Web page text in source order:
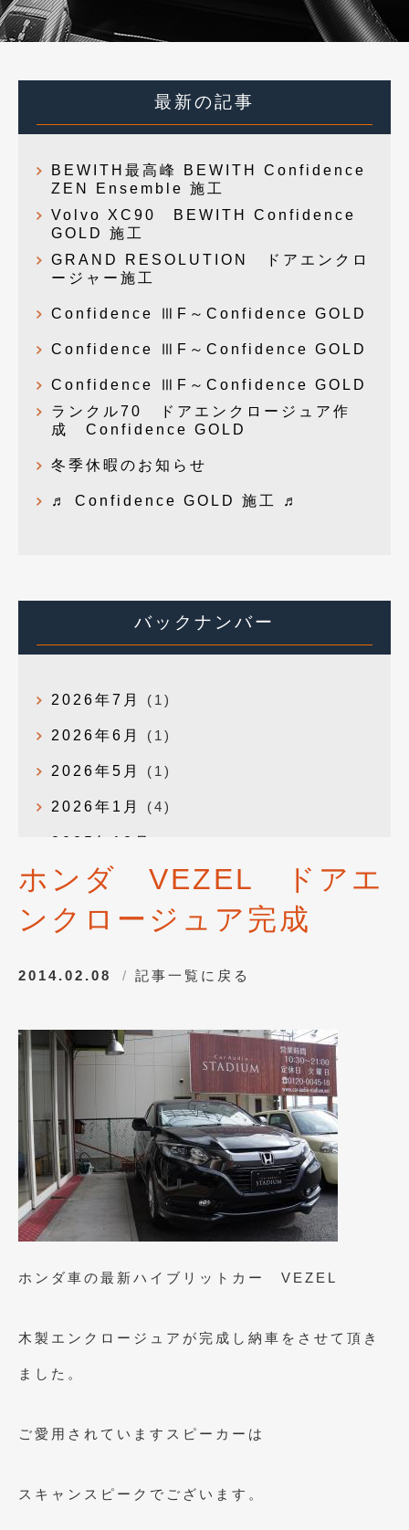
最新の記事
BEWITH最高峰 BEWITH Confidence
ZEN Ensemble 施工
Volvo XC90 BEWITH Confidence
GOLD 施工
GRAND RESOLUTION ドアエンクロ
ージャー施工
Confidence ⅢF～Confidence GOLD
Confidence ⅢF～Confidence GOLD
Confidence ⅢF～Confidence GOLD
ランクル70 ドアエンクロージュア作
成 Confidence GOLD
冬季休暇のお知らせ
♬ Confidence GOLD 施工 ♬
バックナンバー
2026年7月 (1)
2026年6月 (1)
2026年5月 (1)
2026年1月 (4)
2025年12月
2025年10月(1)
2025年8月(2)
2024年8月(1)
2024年6月
2024年4月
2024年1月(1)
2023年12月(2)
2023年11月(1)
2023年10月
2023年9月 (1)
2023年4月(1)
2022年12月
ホンダ VEZEL ドアエ
ンクロージュア完成
2014.02.08 記事一覧に戻る
ホンダ車の最新ハイブリットカー VEZEL
木製エンクロージュアが完成し納車をさせて頂き
ました。
ご愛用されていますスピーカーは
スキャンスピークでございます。